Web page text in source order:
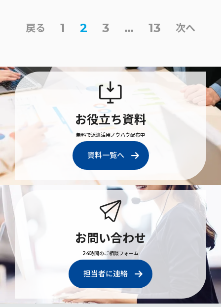
戻る 1 2 3 … 13 次へ
お役立ち資料
無料で派遣活用ノウハウ配布中
資料一覧へ
お問い合わせ
24時間のご相談フォーム
担当者に連絡